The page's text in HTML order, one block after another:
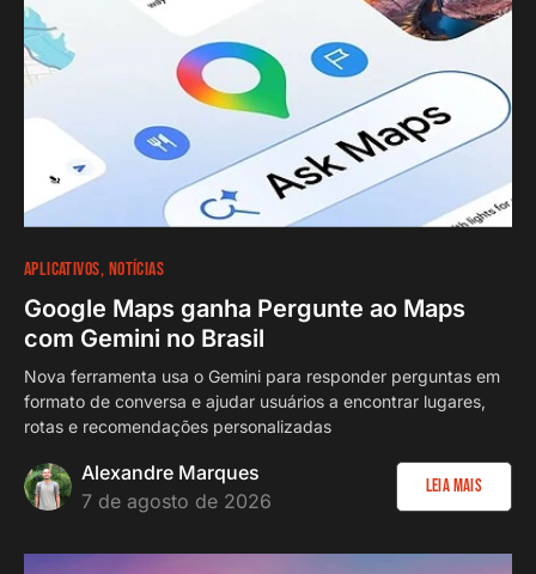
APLICATIVOS NOTÍCIAS
Google Maps ganha Pergunte ao Maps
com Gemini no Brasil
Nova ferramenta usa o Gemini para responder perguntas em
formato de conversa e ajudar usuários a encontrar lugares,
rotas e recomendações personalizadas
Alexandre Marques
7 de agosto de 2026
Leia Mais